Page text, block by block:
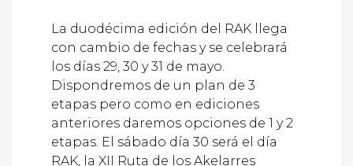
La duodécima edición del RAK llega
con cambio de fechas y se celebrará
los días 29, 30 y 31 de mayo.
Dispondremos de un plan de 3
etapas pero como en ediciones
anteriores daremos opciones de 1 y 2
etapas. El sábado día 30 será el día
RAK, la XII Ruta de los Akelarres